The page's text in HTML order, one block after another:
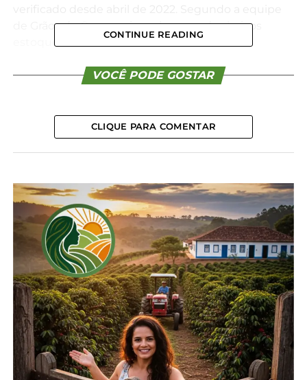
de Grãos do Cepea, o impulso vem dos baixos
estoques de milho e da demanda aquecida.
Já os preços do suíno vivo estão em queda,
refletindo, conforme o Centro de Pesquisas, a
frigoríficos por novos lotes.
*Cepea
Compartilhe isso:
Facebook 18+
Relacionado
Preços do milho seguem
em alta no Brasil, indica
Cepea
9 de setembro, 2024
Em "Brasil"
Milho: Colheita da 2ª safra
é iniciada; preço segue
em queda no Brasil
26 de maio, 2025
Em "Brasil"
CONTINUE READING
VOCÊ PODE GOSTAR
CLIQUE PARA COMENTAR